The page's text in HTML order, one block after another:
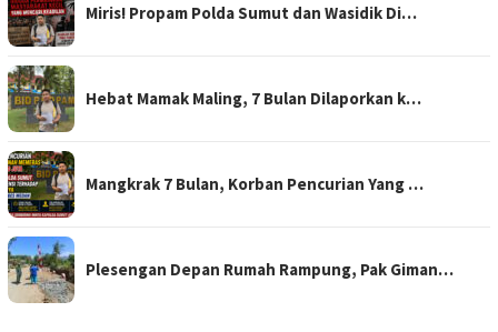
Miris! Propam Polda Sumut dan Wasidik Di…
Hebat Mamak Maling, 7 Bulan Dilaporkan k…
Mangkrak 7 Bulan, Korban Pencurian Yang …
Plesengan Depan Rumah Rampung, Pak Giman…